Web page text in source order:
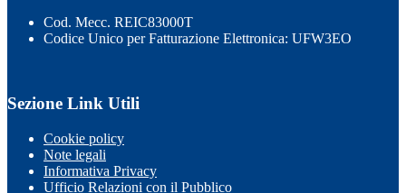
Cod. Mecc. REIC83000T
Codice Unico per Fatturazione Elettronica: UFW3EO
Sezione Link Utili
Cookie policy
Note legali
Informativa Privacy
Ufficio Relazioni con il Pubblico